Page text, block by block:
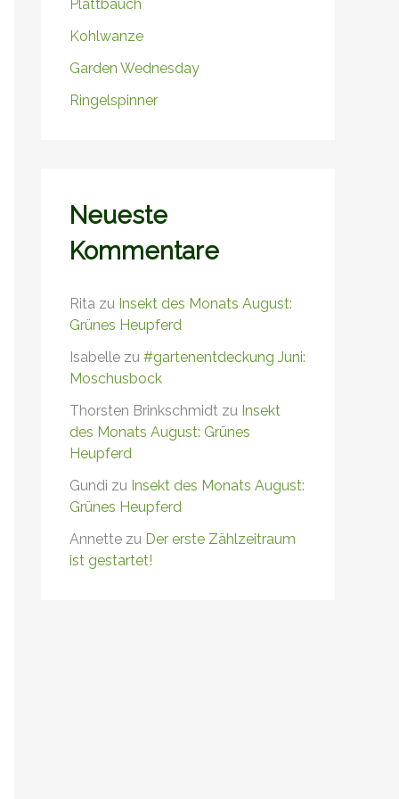
Plattbauch
Kohlwanze
Garden Wednesday
Ringelspinner
Neueste
Kommentare
Rita zu Insekt des Monats August:
Grünes Heupferd
Isabelle zu #gartenentdeckung Juni:
Moschusbock
Thorsten Brinkschmidt zu Insekt
des Monats August: Grünes
Heupferd
Gundi zu Insekt des Monats August:
Grünes Heupferd
Annette zu Der erste Zählzeitraum
ist gestartet!